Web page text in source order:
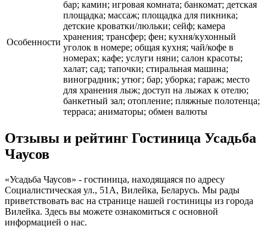
Особенности
бар; камин; игровая комната; банкомат; детская
площадка; массаж; площадка для пикника;
детские кроватки/люльки; сейф; камера
хранения; трансфер; фен; кухня/кухонный
уголок в номере; общая кухня; чай/кофе в
номерах; кафе; услуги няни; салон красоты;
халат; сад; тапочки; стиральная машина;
виноградник; утюг; бар; уборка; гараж; место
для хранения лыж; доступ на лыжах к отелю;
банкетный зал; отопление; пляжные полотенца;
терраса; аниматоры; обмен валюты
Отзывы и рейтинг Гостиница Усадьба
Чаусов
«Усадьба Чаусов» - гостиница, находящаяся по адресу
Социалистическая ул., 51А, Вилейка, Беларусь. Мы рады
приветствовать вас на странице нашей гостиницы из города
Вилейка. Здесь вы можете ознакомиться с основной
информацией о нас.